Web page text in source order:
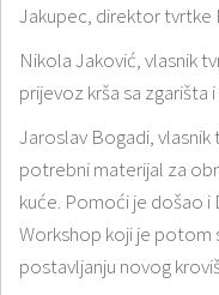
Jakupec, direktor tvrtke
Nikola Jaković, vlasnik
prijevoz krša sa zgarišta
Jaroslav Bogadi,
potrebni materijal za
kuće. Pomoći je došao i
Workshop koji je potom
postavljanju novog